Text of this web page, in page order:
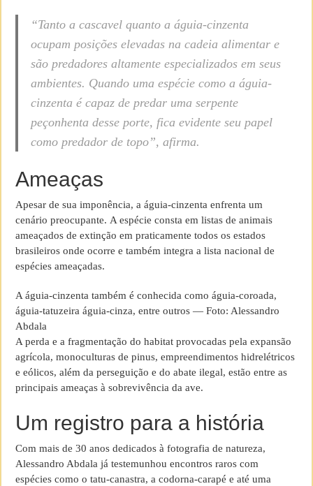
“Tanto a cascavel quanto a águia-cinzenta
ocupam posições elevadas na cadeia alimentar e
são predadores altamente especializados em seus
ambientes. Quando uma espécie como a águia-
cinzenta é capaz de predar uma serpente
peçonhenta desse porte, fica evidente seu papel
como predador de topo”, afirma.
Ameaças
Apesar de sua imponência, a águia-cinzenta enfrenta um
cenário preocupante. A espécie consta em listas de animais
ameaçados de extinção em praticamente todos os estados
brasileiros onde ocorre e também integra a lista nacional de
espécies ameaçadas.
A águia-cinzenta também é conhecida como águia-coroada,
águia-tatuzeira águia-cinza, entre outros — Foto: Alessandro
Abdala
A perda e a fragmentação do habitat provocadas pela expansão
agrícola, monoculturas de pinus, empreendimentos hidrelétricos
e eólicos, além da perseguição e do abate ilegal, estão entre as
principais ameaças à sobrevivência da ave.
Um registro para a história
Com mais de 30 anos dedicados à fotografia de natureza,
Alessandro Abdala já testemunhou encontros raros com
espécies como o tatu-canastra, a codorna-carapé e até uma